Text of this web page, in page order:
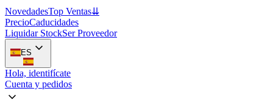
NovedadesTop Ventas⇊
PrecioCaducidades
Liquidar StockSer Proveedor
ES
Hola, identifícate
Cuenta y pedidos